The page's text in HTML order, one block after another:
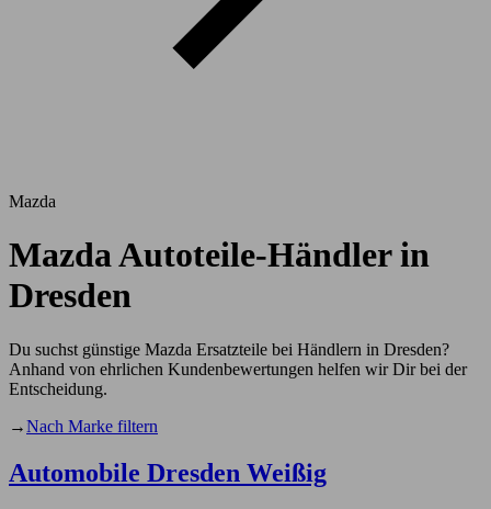
Mazda
Mazda Autoteile-Händler in
Dresden
Du suchst günstige Mazda Ersatzteile bei Händlern in Dresden?
Anhand von ehrlichen Kundenbewertungen helfen wir Dir bei der
Entscheidung.
→Nach Marke filtern
Automobile Dresden Weißig